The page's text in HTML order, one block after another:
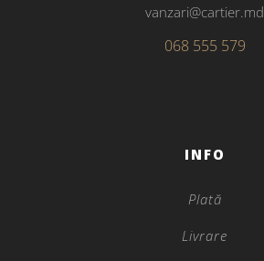
vanzari@cartier.md
068 555 579
INFO
Plată
Livrare